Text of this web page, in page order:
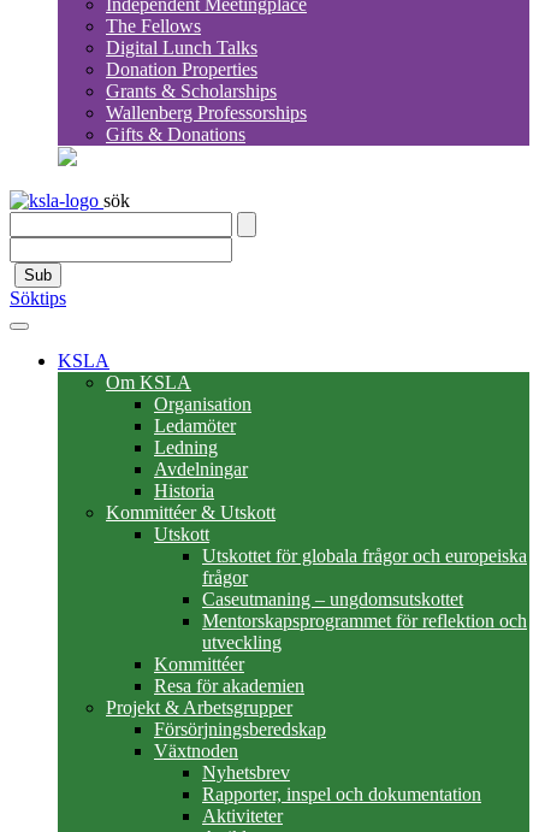
Independent Meetingplace
The Fellows
Digital Lunch Talks
Donation Properties
Grants & Scholarships
Wallenberg Professorships
Gifts & Donations
sök
Sub
Söktips
KSLA
Om KSLA
Organisation
Ledamöter
Ledning
Avdelningar
Historia
Kommittéer & Utskott
Utskott
Utskottet för globala frågor och europeiska
frågor
Caseutmaning – ungdomsutskottet
Mentorskapsprogrammet för reflektion och
utveckling
Kommittéer
Resa för akademien
Projekt & Arbetsgrupper
Försörjningsberedskap
Växtnoden
Nyhetsbrev
Rapporter, inspel och dokumentation
Aktiviteter